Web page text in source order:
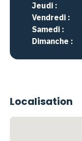
Jeudi :
Vendredi :
Samedi :
Dimanche :
Localisation